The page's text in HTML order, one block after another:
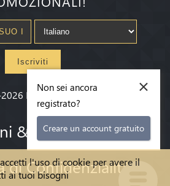
l'uso di cookie per avere il
ai tuoi bisogni
Iscriviti
Millenium State®
& condizioni
di Confidenzialità
×
Non sei ancora
registrato?
Creare un account gratuito